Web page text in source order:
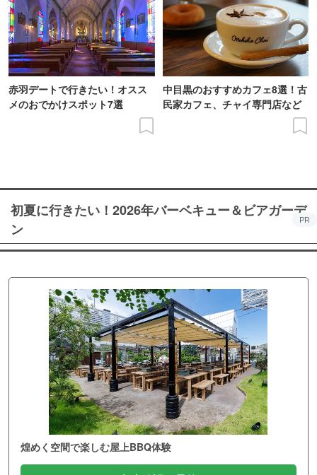
赤羽デートで行きたい！オスス
メのおでかけスポット7選
中目黒のおすすめカフェ8選！古
民家カフェ、チャイ専門店など
初夏に行きたい！2026年バーベキュー＆ビアガーデ
ン
PR
煌めく空間で楽しむ屋上BBQ体験